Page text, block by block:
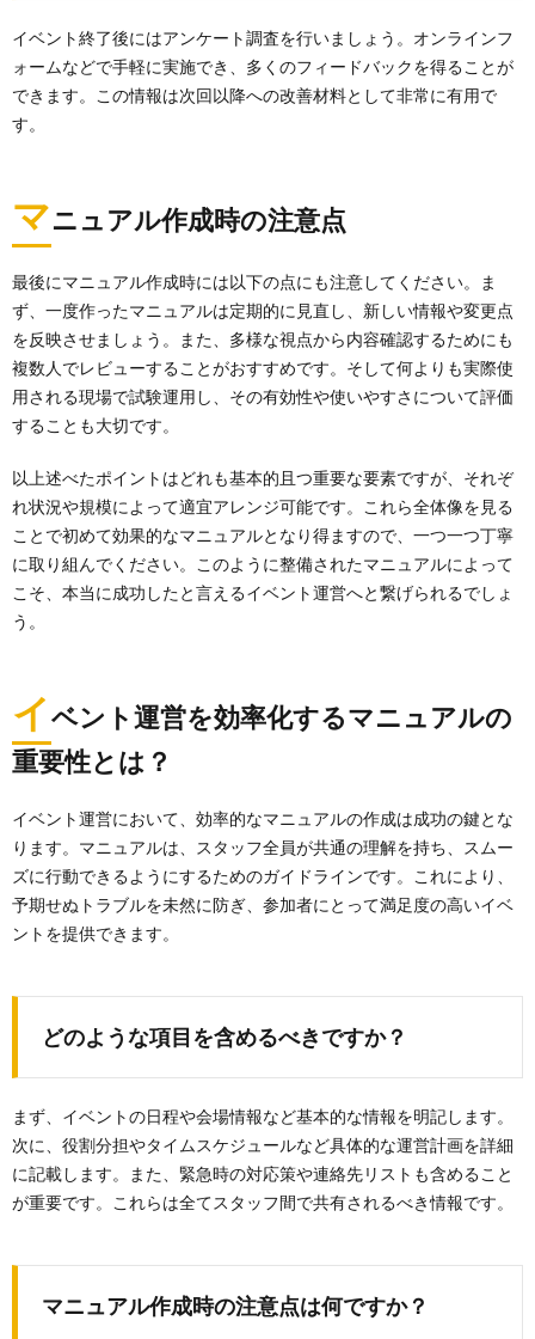
イベント終了後にはアンケート調査を行いましょう。オンラインフ
ォームなどで手軽に実施でき、多くのフィードバックを得ることが
できます。この情報は次回以降への改善材料として非常に有用で
す。
マニュアル作成時の注意点
最後にマニュアル作成時には以下の点にも注意してください。ま
ず、一度作ったマニュアルは定期的に見直し、新しい情報や変更点
を反映させましょう。また、多様な視点から内容確認するためにも
複数人でレビューすることがおすすめです。そして何よりも実際使
用される現場で試験運用し、その有効性や使いやすさについて評価
することも大切です。
以上述べたポイントはどれも基本的且つ重要な要素ですが、それぞ
れ状況や規模によって適宜アレンジ可能です。これら全体像を見る
ことで初めて効果的なマニュアルとなり得ますので、一つ一つ丁寧
に取り組んでください。このように整備されたマニュアルによって
こそ、本当に成功したと言えるイベント運営へと繋げられるでしょ
う。
イベント運営を効率化するマニュアルの
重要性とは？
イベント運営において、効率的なマニュアルの作成は成功の鍵とな
ります。マニュアルは、スタッフ全員が共通の理解を持ち、スムー
ズに行動できるようにするためのガイドラインです。これにより、
予期せぬトラブルを未然に防ぎ、参加者にとって満足度の高いイベ
ントを提供できます。
どのような項目を含めるべきですか？
まず、イベントの日程や会場情報など基本的な情報を明記します。
次に、役割分担やタイムスケジュールなど具体的な運営計画を詳細
に記載します。また、緊急時の対応策や連絡先リストも含めること
が重要です。これらは全てスタッフ間で共有されるべき情報です。
マニュアル作成時の注意点は何ですか？